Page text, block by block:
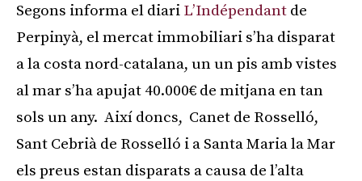
Segons informa el diari L’Indépendant de
Perpinyà, el mercat immobiliari s’ha disparat
a la costa nord-catalana, un un pis amb vistes
al mar s’ha apujat 40.000€ de mitjana en tan
sols un any. Així doncs, Canet de Rosselló,
Sant Cebrià de Rosselló i a Santa Maria la Mar
els preus estan disparats a causa de l’alta